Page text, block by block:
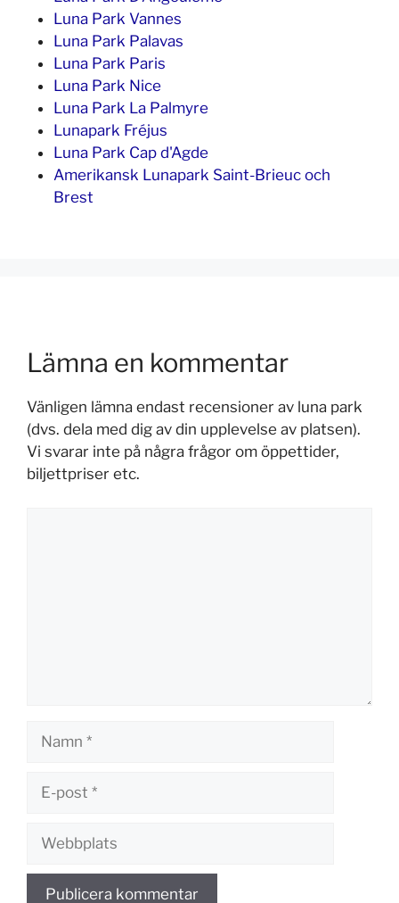
Luna Park Vannes
Luna Park Palavas
Luna Park Paris
Luna Park Nice
Luna Park La Palmyre
Lunapark Fréjus
Luna Park Cap d'Agde
Amerikansk Lunapark Saint-Brieuc och
Brest
Lämna en kommentar
Vänligen lämna endast recensioner av luna park
(dvs. dela med dig av din upplevelse av platsen).
Vi svarar inte på några frågor om öppettider,
biljettpriser etc.
Namn
post
Webbplats